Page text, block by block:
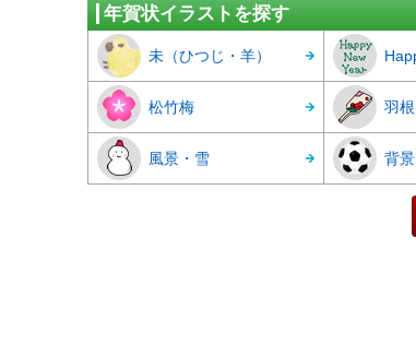
年賀状イラストを探す
未（ひつじ・羊）
松竹梅 羽
風景・雪 背